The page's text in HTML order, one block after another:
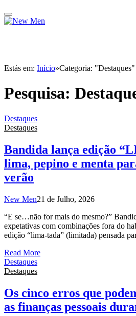
Estás em: Início»Categoria:
Pesquisa:
Destaques
Destaques
Bandida lança edição
lima, pepino e menta
verão
New Men21 de Julho, 2026
“E se…não for mais do mesmo?”
expetativas com combinações fora do
edição “lima-tada” (limitada) pensada
Read More
Destaques
Destaques
Os cinco erros que
as finanças pessoais